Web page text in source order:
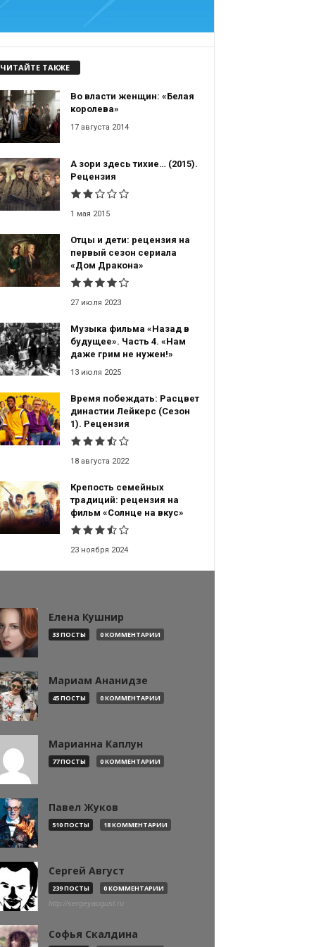
ЧИТАЙТЕ ТАКЖЕ
Во власти женщин: «Белая
королева»
17 августа 2014
А зори здесь тихие… (2015).
Рецензия
1 мая 2015
Отцы и дети: рецензия на
первый сезон сериала
«Дом Дракона»
27 июля 2023
Музыка фильма «Назад в
будущее». Часть 4. «Нам
даже грим не нужен!»
13 июля 2025
Время побеждать: Расцвет
династии Лейкерс (Сезон
1). Рецензия
18 августа 2022
Крепость семейных
традиций: рецензия на
фильм «Солнце на вкус»
23 ноября 2024
Елена Кушнир
33 ПОСТЫ 0 КОММЕНТАРИИ
Мариам Ананидзе
45 ПОСТЫ 0 КОММЕНТАРИИ
Марианна Каплун
77 ПОСТЫ 0 КОММЕНТАРИИ
Павел Жуков
510 ПОСТЫ 18 КОММЕНТАРИИ
Сергей Август
239 ПОСТЫ 0 КОММЕНТАРИИ
http://sergeyaugust.ru
Софья Скалдина